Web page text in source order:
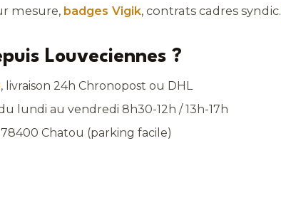
mesure, badges Vigik, contrats cadres syndic.
Louveciennes ?
, livraison 24h Chronopost ou DHL
lundi au vendredi 8h30-12h / 13h-17h
78400 Chatou (parking facile)